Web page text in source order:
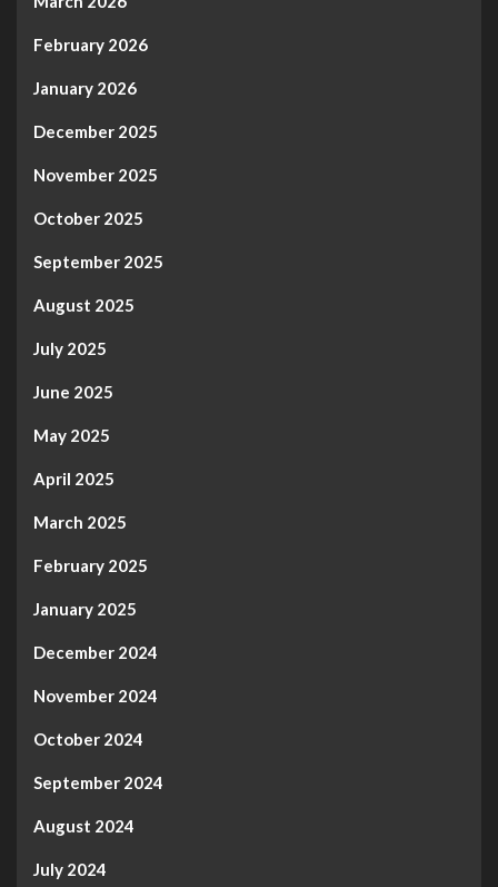
February 2026
January 2026
December 2025
November 2025
October 2025
September 2025
August 2025
July 2025
June 2025
May 2025
April 2025
March 2025
February 2025
January 2025
December 2024
November 2024
October 2024
September 2024
August 2024
July 2024